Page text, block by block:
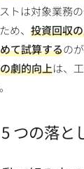
トは対象業務
め、投資回収
て試算するの
劇的向上は、
つの落と